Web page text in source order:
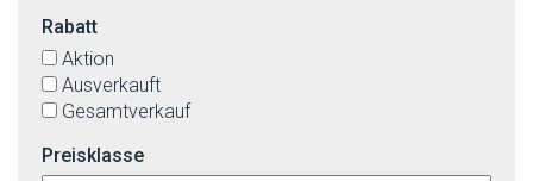
verschiedene Farben
weiß
Polycarbonat
polypropylene
Polystyrol PS
Stahl
Textil
Textil(Imit.)-äußerlich, die innenseite von Kunstoff
Rabatt
Aktion
Ausverkauft
Gesamtverkauf
Preisklasse